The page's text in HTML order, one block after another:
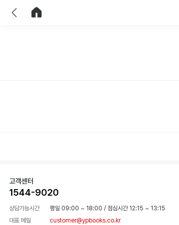
고객센터
1544-9020
상담가능시간 평일 09:00 ~ 18:00 / 점심시간 12:15 ~ 13:15
대표 메일
customer@ypbooks.co.kr